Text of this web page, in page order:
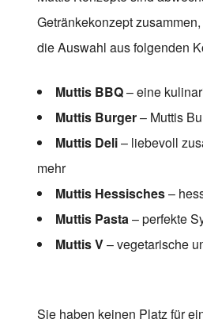
Getränkekonzept
die Auswahl aus folgenden
Muttis BBQ– eine
Muttis Burger– Muttis
Muttis Deli– liebevoll
mehr
Muttis Hessisches–
Muttis Pasta– perfekte
Muttis V– vegetarische
Sie haben keinen Platz für